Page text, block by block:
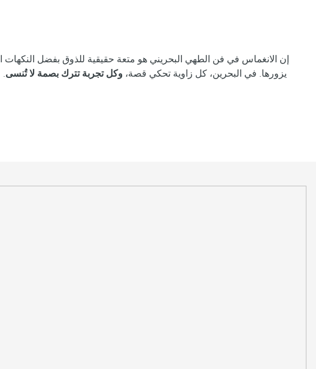
إن الانغماس في فن الطهي البحريني هو متعة حقيقية للذوق بفضل النكهات
يزورها. في البحرين، كل زاوية تحكي قصة، وكل تجربة تترك بصمة لا تُنسى.